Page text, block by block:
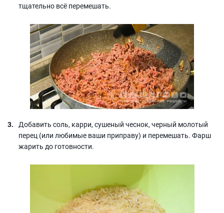
тщательно всё перемешать.
Добавить соль, карри, сушеный чеснок, черный молотый
перец (или любимые ваши приправу) и перемешать. Фарш
жарить до готовности.